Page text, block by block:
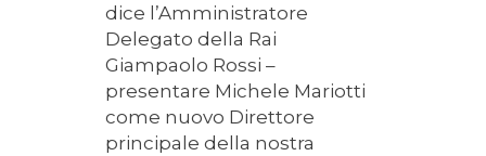
dice l’Amministratore
Delegato della Rai
Giampaolo Rossi –
presentare Michele Mariotti
come nuovo Direttore
principale della nostra